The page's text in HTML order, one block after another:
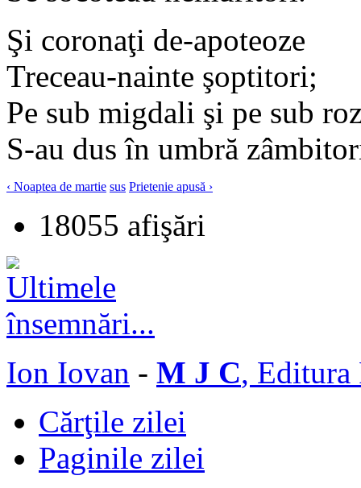
Şi coronaţi de-apoteoze
Treceau-nainte şoptitori;
Pe sub migdali şi pe sub
S-au dus în umbră
‹ Noaptea de martie sus Prietenie apusă ›
18055 afişări
Ion Iovan - M J C, Editura
Cărţile zilei
Paginile zilei